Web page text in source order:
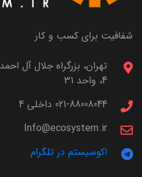
شفافیت برای کسب و کار
4، واحد 31
021-88008044 داخلی 4
Info@ecosystem.ir
اکوسیستم در تلگرام